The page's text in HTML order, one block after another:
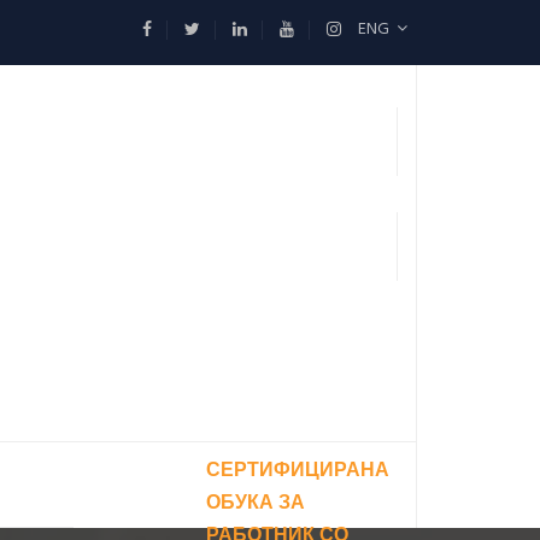
ENG
СЕРТИФИЦИРАНА
ОБУКА ЗА